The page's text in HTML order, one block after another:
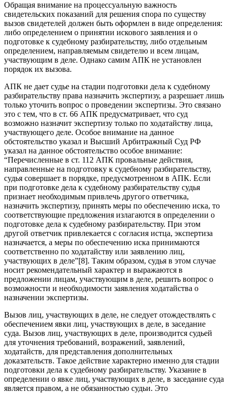
Обращая внимание на процессуальную важность
свидетельских показаний для решения спора по существу
вызов свидетелей должен быть оформлен в виде определения:
либо определением о принятии искового заявления и о
подготовке к судебному разбирательству, либо отдельным
определением, направляемым свидетелю и всем лицам,
участвующим в деле. Однако самим АПК не установлен
порядок их вызова.
АПК не дает судье на стадии подготовки дела к судебному
разбирательству права назначить экспертизу, а разрешает лишь
только уточить вопрос о проведении экспертизы. Это связано
это с тем, что в ст. 66 АПК предусматривает, что суд
возможно назначит экспертизу только по ходатайству лица,
участвующего деле. Особое внимание на данное
обстоятельство указал и Высший Арбитражный Суд РФ
указал на данное обстоятельство особое внимание:
“Перечисленные в ст. 112 АПК провальные действия,
направленные на подготовку к судебному разбирательству,
судья совершает в порядке, предусмотренном в АПК. Если
при подготовке дела к судебному разбирательству судья
признает необходимым привлечь другого ответчика,
назначить экспертизу, принять меры по обеспечению иска, то
соответствующие предложения излагаются в определении о
подготовке дела к судебному разбирательству. При этом
другой ответчик привлекается с согласия истца, экспертиза
назначается, а меры по обеспечению иска принимаются
соответственно по ходатайству или заявлению лиц,
участвующих в деле”[8]. Таким образом, судья в этом случае
носит рекомендательный характер и выражаются в
предложении лицам, участвующим в деле, решить вопрос о
возможности и необходимости заявления ходатайства о
назначении экспертизы.
Вызов лиц, участвующих в деле, не следует отождествлять с
обеспечением явки лиц, участвующих в деле, в заседание
суда. Вызов лиц, участвующих в деле, производится судьей
для уточнения требований, возражений, заявлений,
ходатайств, для представления дополнительных
доказательств. Такое действие характерно именно для стадии
подготовки дела к судебному разбирательству. Указание в
определении о явке лиц, участвующих в деле, в заседание суда
является правом, а не обязанностью судьи. Это